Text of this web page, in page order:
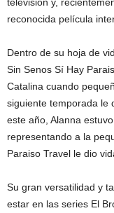
reconocida película
Dentro de su hoja de
Sin Senos Sí Hay
Catalina cuando
siguiente temporada le
este año, Alanna
representando a la
Paraiso Travel le dio
Su gran versatilidad y
estar en las series El